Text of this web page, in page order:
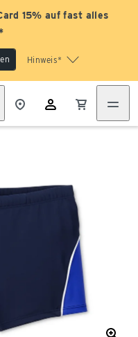
15% auf fast alles
Hinweis*